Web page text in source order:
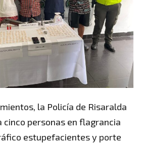
la Policía de Risaralda
cinco personas en flagrancia
estupefacientes y porte